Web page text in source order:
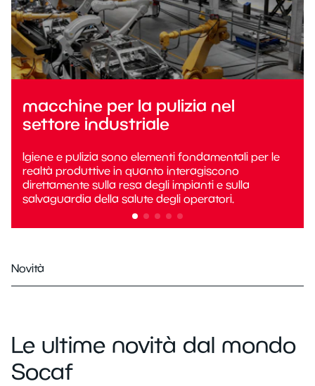
macchine per la pulizia nel
settore industriale
Igiene e pulizia sono elementi fondamentali per le
realtà produttive in quanto interagiscono
direttamente sulla resa degli impianti e sulla
salvaguardia della salute degli operatori.
Novità
Le ultime novità dal mondo
Socaf